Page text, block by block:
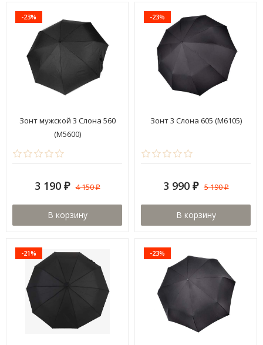
-23%
Зонт мужской 3 Cлона 560
(M5600)
3 190 ₽ 4 150₽
В корзину
-23%
Зонт 3 Cлона 605 (M6105)
3 990 ₽ 5 190₽
В корзину
-21% -23%